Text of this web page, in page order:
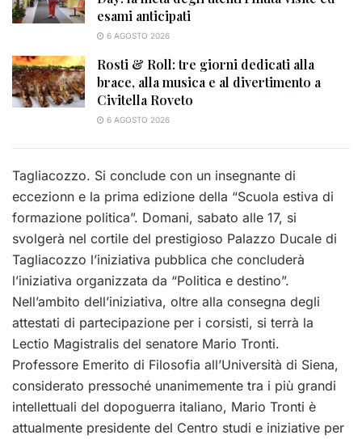
esami anticipati
6 AGOSTO 2026
Rosti & Roll: tre giorni dedicati alla
brace, alla musica e al divertimento a
Civitella Roveto
6 AGOSTO 2026
Tagliacozzo. Si conclude con un insegnante di
eccezionn e la prima edizione della “Scuola estiva di
formazione politica”. Domani, sabato alle 17, si
svolgerà nel cortile del prestigioso Palazzo Ducale di
Tagliacozzo l’iniziativa pubblica che concluderà
l’iniziativa organizzata da “Politica e destino”.
Nell’ambito dell’iniziativa, oltre alla consegna degli
attestati di partecipazione per i corsisti, si terrà la
Lectio Magistralis del senatore Mario Tronti.
Professore Emerito di Filosofia all’Università di Siena,
considerato pressoché unanimemente tra i più grandi
intellettuali del dopoguerra italiano, Mario Tronti è
attualmente presidente del Centro studi e iniziative per